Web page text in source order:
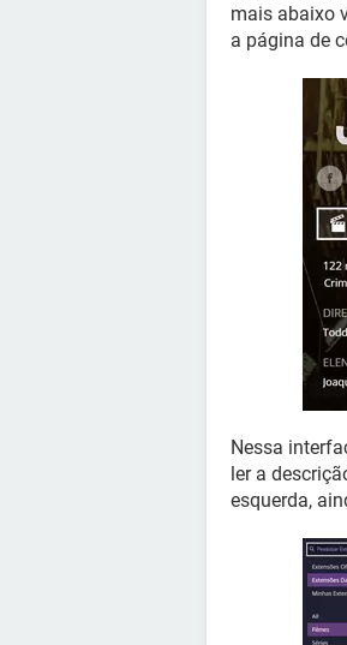
mais abaixo
a página de
Nessa
ler a
esquerda,